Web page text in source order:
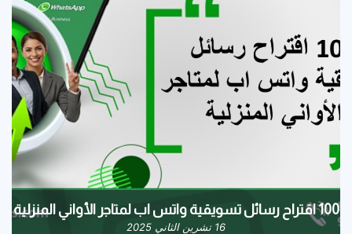
100 اقتراح رسائل تسويقية واتس اب لمتاجر الأواني المنزلية
16 تشرين الثاني 2025